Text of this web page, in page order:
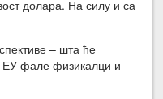
долара. На силу и са
– шта ће
ЕУ фале физикалци и